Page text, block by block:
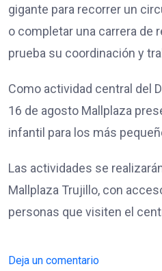
gigante para recorrer un
o completar una carrera de
prueba su coordinación y
Como actividad central del
16 de agosto Mallplaza
infantil para los más
Las actividades se
Mallplaza Trujillo, con
personas que visiten el
Deja un comentario